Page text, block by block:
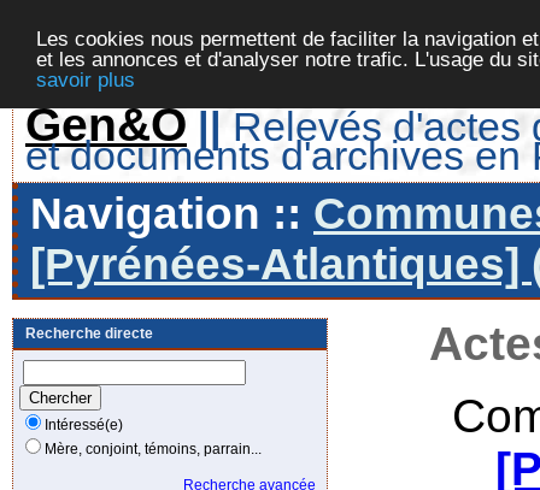
Les cookies nous permettent de faciliter la navigation
et les annonces et d'analyser notre trafic. L'usage du
savoir plus
Gen&O || Relevés d'actes
et documents d'archives en
Navigation ::
[Pyrénées-Atlantiques]
Recherche directe
Intéressé(e)
Mère, conjoint, témoins, parrain...
Recherche avancée